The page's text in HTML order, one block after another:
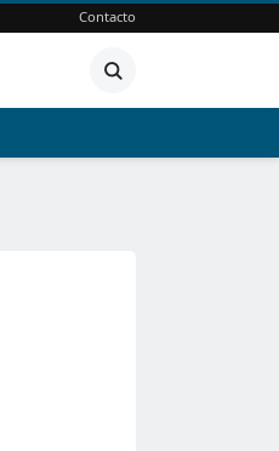
Contacto